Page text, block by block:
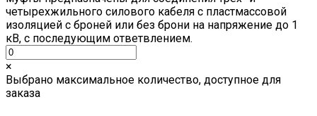
четырехжильного силового кабеля с пластмассовой
изоляцией с броней или без брони на напряжение до 1
кВ, с последующим ответвлением.
×
Выбрано максимальное количество, доступное для
заказа